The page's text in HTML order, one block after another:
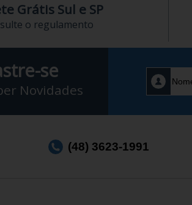
Grátis Sul e SP
o regulamento
se
Novidades
(48) 3623-1991